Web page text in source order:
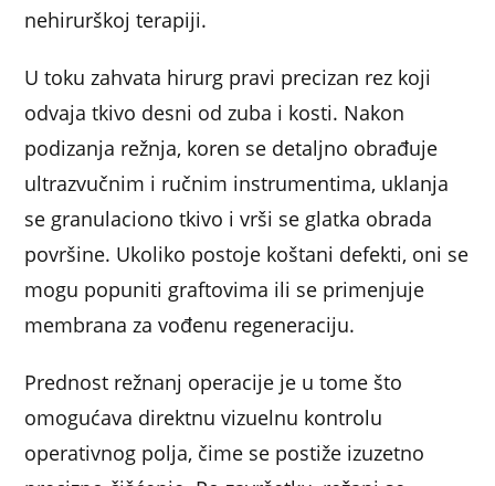
nehirurškoj terapiji.
U toku zahvata hirurg pravi precizan rez koji
odvaja tkivo desni od zuba i kosti. Nakon
podizanja režnja, koren se detaljno obrađuje
ultrazvučnim i ručnim instrumentima, uklanja
se granulaciono tkivo i vrši se glatka obrada
površine. Ukoliko postoje koštani defekti, oni se
mogu popuniti graftovima ili se primenjuje
membrana za vođenu regeneraciju.
Prednost režnanj operacije je u tome što
omogućava direktnu vizuelnu kontrolu
operativnog polja, čime se postiže izuzetno